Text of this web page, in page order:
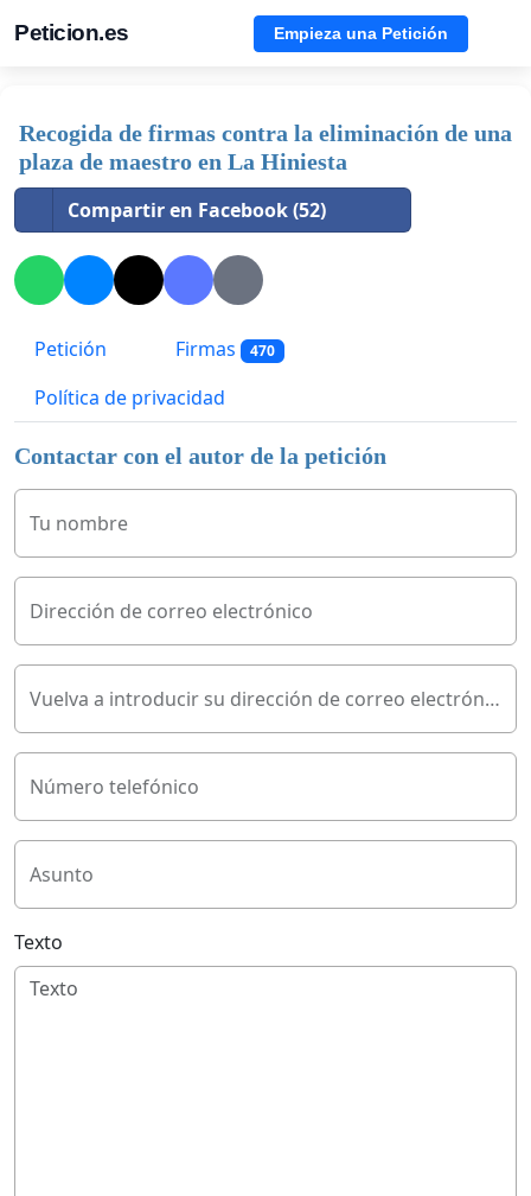
Peticion.es Empieza una Petición
Recogida de firmas contra la eliminación de una
plaza de maestro en La Hiniesta
Compartir en Facebook (52)
Petición Firmas 470
Política de privacidad
Contactar con el autor de la petición
Tu nombre
Dirección de correo electrónico
Vuelva a introducir su dirección de correo electrónico
Número telefónico
Asunto
Texto